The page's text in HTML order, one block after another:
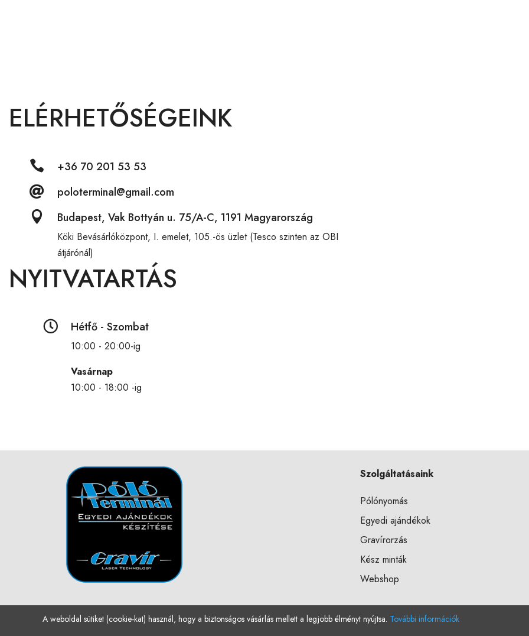
ELÉRHETŐSÉGEINK
 +36 70 201 53 53
 poloterminal@gmail.com
 Budapest, Vak Bottyán u. 75/A-C, 1191 Magyarország
Köki Bevásárlóközpont, I. emelet, 105.-ös üzlet (Tesco szinten az OBI
átjárónál)
NYITVATARTÁS
 Hétfő - Szombat
10:00 - 20:00-ig
Vasárnap
10:00 - 18:00 -ig
Szolgáltatásaink
Pólónyomás
Egyedi ajándékok
Gravírorzás
Kész minták
Webshop
A weboldal sütiket (cookie-kat) használ, hogy a biztonságos vásárlás mellett a legjobb élményt nyújtsa. További információk